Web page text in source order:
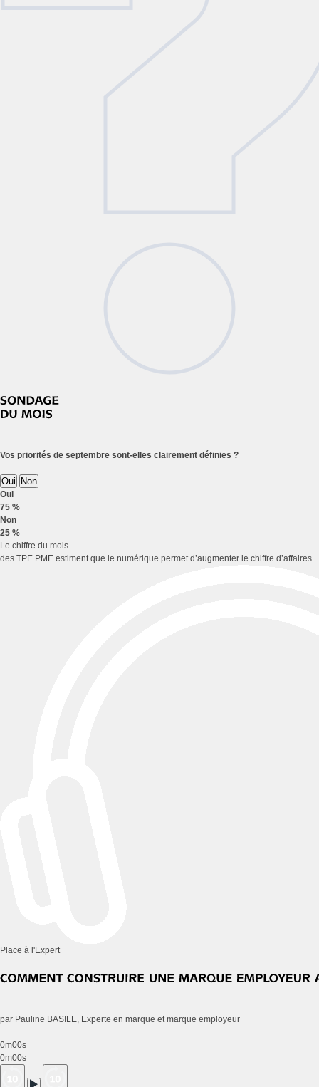
Vos priorités de septembre sont-elles clairement définies ?
Oui Non
Oui
75 %
Non
25 %
Le chiffre du mois
des TPE PME estiment que le numérique permet d’augmenter le chiffre d’affaires
Place à l'Expert
par Pauline BASILE, Experte en marque et marque employeur
0m00s
0m00s